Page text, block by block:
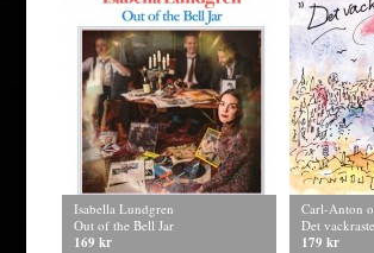
Isabella Lundgren
Out of the Bell Jar
169 kr
Carl-Anton
Det
179 kr